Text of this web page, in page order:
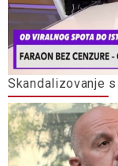
Skandalizovanje